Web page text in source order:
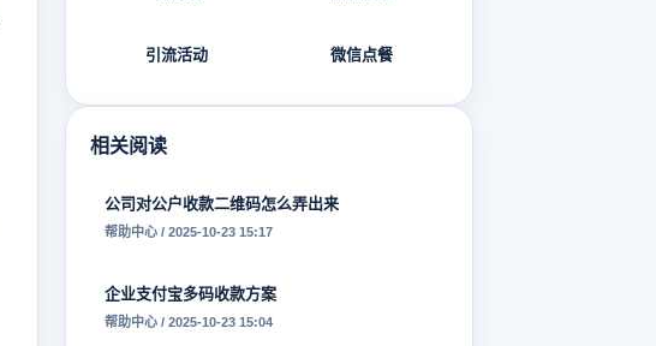
引流活动 微信点餐
相关阅读
公司对公户收款二维码怎么弄出来
帮助中心 / 2025-10-23 15:17
企业支付宝多码收款方案
帮助中心 / 2025-10-23 15:04